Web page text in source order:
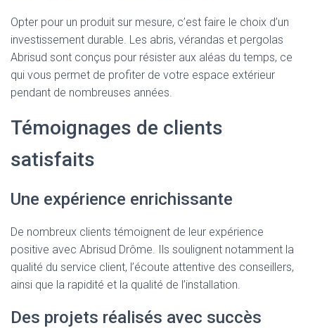
Opter pour un produit sur mesure, c’est faire le choix d’un
investissement durable. Les abris, vérandas et pergolas
Abrisud sont conçus pour résister aux aléas du temps, ce
qui vous permet de profiter de votre espace extérieur
pendant de nombreuses années.
Témoignages de clients
satisfaits
Une expérience enrichissante
De nombreux clients témoignent de leur expérience
positive avec Abrisud Drôme. Ils soulignent notamment la
qualité du service client, l’écoute attentive des conseillers,
ainsi que la rapidité et la qualité de l’installation.
Des projets réalisés avec succès